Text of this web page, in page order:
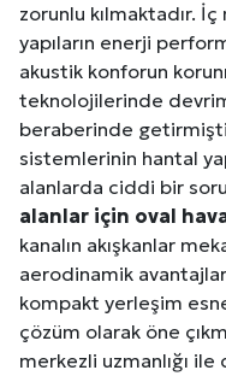
zorunlu kılmaktadır. İç
yapıların enerji
akustik konforun
teknolojilerinde
beraberinde
sistemlerinin hantal
alanlarda ciddi bir
alanlar için oval
kanalın akışkanlar
aerodinamik
kompakt yerleşim
çözüm olarak öne
merkezli uzmanlığı